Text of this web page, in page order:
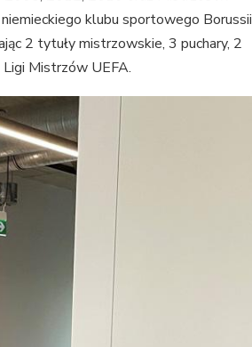
klubu sportowego Borussii
2 tytuły mistrzowskie, 3 puchary, 2
Mistrzów UEFA.